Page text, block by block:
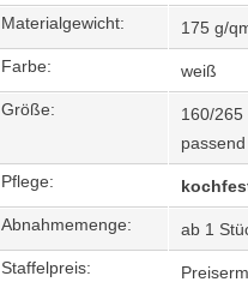
Materialgewicht:
175 g/
Farbe:
weiß
Größe:
160/265
Pflege:
Abnahmemenge:
ab 1
Staffelpreis: